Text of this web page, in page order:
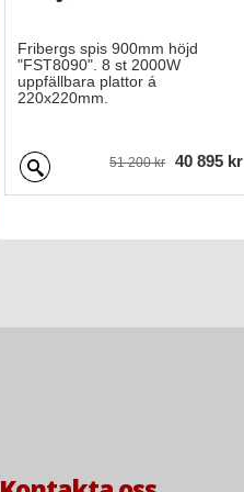
Fribergs spis 900mm höjd
"FST8090". 8 st 2000W
uppfällbara plattor á
220x220mm.
51 200 kr 40 895 kr